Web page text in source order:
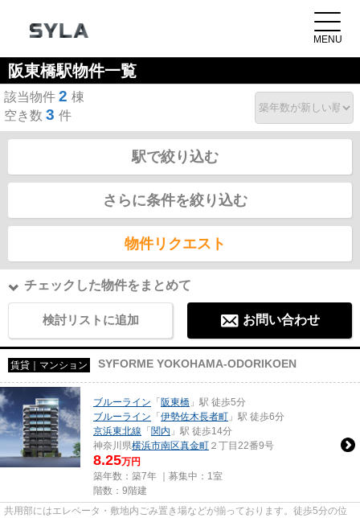
阪東橋駅物件一覧
該当物件 2 棟
空き数 3 件
駅で絞り込む
さらに条件を絞り込む
物件リクエスト
チェックした物件をまとめて
検討リストに追加 お問い合わせ
賃貸｜マンション SYFORME YOKOHAMA-ODORIKOEN
ブルーライン 「 阪東橋 」駅 徒歩5分
ブルーライン 「 伊勢佐木長者町 」駅 徒歩6分
京浜東北線 「 関内 」駅 徒歩14分
神奈川県横浜市南区真金町 ２丁目22番9号
8.25万円
築年数：築7年 ｜募集中： 1室
階数：9階建
共用部にはエレベータ・敷地内ごみ置き場などが揃っております。徒歩5分の位